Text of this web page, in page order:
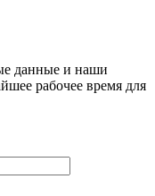
данные и наши
рабочее время для